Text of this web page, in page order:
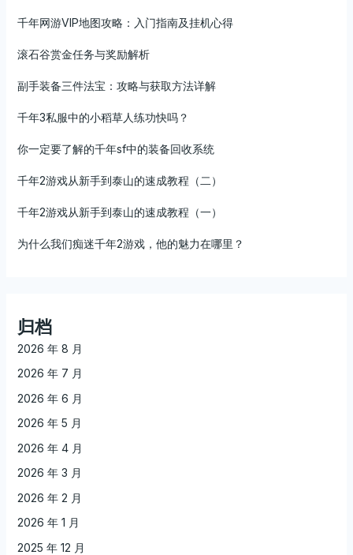
千年网游VIP地图攻略：入门指南及挂机心得
滚石谷赏金任务与奖励解析
副手装备三件法宝：攻略与获取方法详解
千年3私服中的小稻草人练功快吗？
你一定要了解的千年sf中的装备回收系统
千年2游戏从新手到泰山的速成教程（二）
千年2游戏从新手到泰山的速成教程（一）
为什么我们痴迷千年2游戏，他的魅力在哪里？
归档
2026 年 8 月
2026 年 7 月
2026 年 6 月
2026 年 5 月
2026 年 4 月
2026 年 3 月
2026 年 2 月
2026 年 1 月
2025 年 12 月